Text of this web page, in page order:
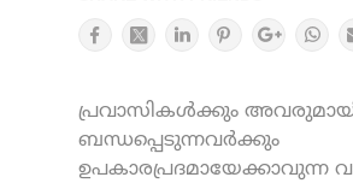
പ്രവാസികൾക്കും
ബന്ധപ്പെടുന്നവർക്കും
ഉപകാരപ്രദമായേക്കാവുന്ന